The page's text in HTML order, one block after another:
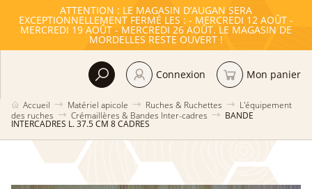
ATTENTION : LE MAGASIN D’AUGAN SERA
EXCEPTIONNELLEMENT FERMÉ LES : - MERCREDI 12 AOÛT -
MERCREDI 19 AOÛT - MERCREDI 26 AOÛT. LE MAGASIN DE
MORDELLES RESTE OUVERT !
Accueil Matériel apicole Ruches & Ruchettes
L'équipement
des ruches
Crémaillères & Bandes Inter-cadres BANDE
INTERCADRES L. 37.5 CM 8 CADRES
Connexion Mon panier